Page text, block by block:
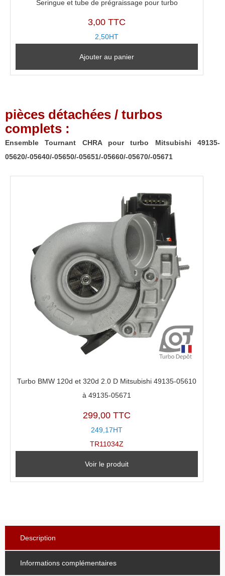
Seringue et tube de prégraissage pour turbo
3,00 TTC
2,50HT
Ajouter au panier
pièces détachées / turbos
complets :
Ensemble Tournant CHRA pour turbo Mitsubishi 49135-
05620/-05640/-05650/-05651/-05660/-05670/-05671
Turbo BMW 120d et 320d 2.0 D Mitsubishi 49135-05610
à 49135-05671
299,00 TTC
249,17HT
TR11034Z
Voir le produit
Description
Informations complémentaires